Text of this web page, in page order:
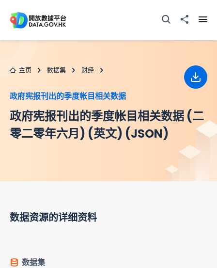
打开搜寻器分享至
主页 数据集 财经
政府宪报刊出的季度帐目相关数据
政府宪报刊出的季度帐目相关数据 (二
零二零年六月) (英文) (JSON)
下载
数据资源的详细资料
数据集